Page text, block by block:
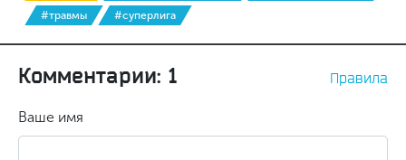
#травмы
#суперлига
Комментарии: 1 Правила
Ваше имя